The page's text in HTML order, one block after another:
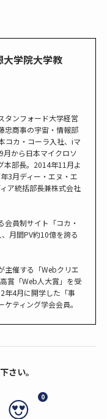
大学院大学教
タンフォード大学経営
忠商事の宇宙・情報部
コカ・コーラ入社、iマ
から日本マイクロソ
本部長。2014年11月よ
3月ディー・エヌ・エ
ア統括部長兼株式会社
会員制サイト「コカ・
月間PV約10億を誇る
主催する「Webクリエ
賞「Web人大賞」を受
年4月に開学した「事
ティング学会会員。
さい。
0